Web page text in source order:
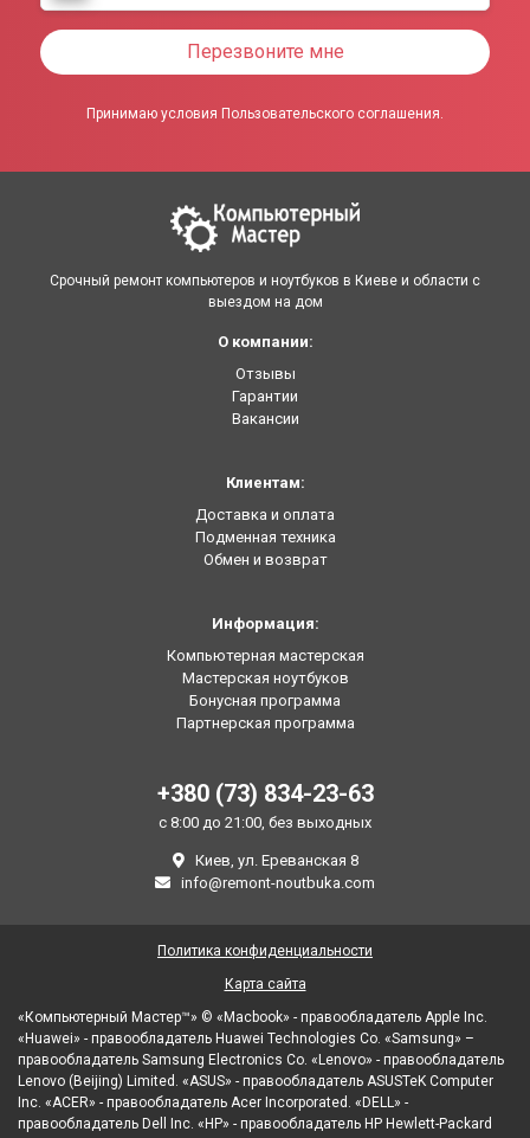
Перезвоните мне
Принимаю условия Пользовательского соглашения.
Срочный ремонт компьютеров и ноутбуков в Киеве и области с
выездом на дом
О компании:
Отзывы
Гарантии
Вакансии
Клиентам:
Доставка и оплата
Подменная техника
Обмен и возврат
Информация:
Компьютерная мастерская
Мастерская ноутбуков
Бонусная программа
Партнерская программа
+380 (73) 834-23-63
с 8:00 до 21:00, без выходных
Киев, ул. Ереванская 8
info@remont-noutbuka.com
«Компьютерный Мастер™» © «Macbook» - правообладатель Apple Inc.
«Huawei» - правообладатель Huawei Technologies Co. «Samsung» –
правообладатель Samsung Electronics Co. «Lenovo» - правообладатель
Lenovo (Beijing) Limited. «ASUS» - правообладатель ASUSTeK Computer
Inc. «ACER» - правообладатель Acer Incorporated. «DELL» -
правообладатель Dell Inc. «HP» - правообладатель HP Hewlett-Packard
Политика конфиденциальности
Карта сайта